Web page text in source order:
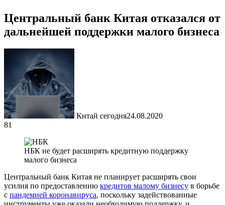
Центральный банк Китая отказался от
дальнейшей поддержки малого бизнеса
Китай сегодня24.08.2020
81
НБК не будет расширять кредитную поддержку
малого бизнеса
Центральный банк Китая не планирует расширять свои
усилия по предоставлению кредитов малому бизнесу в борьбе
с пандемией коронавируса, поскольку задействованные